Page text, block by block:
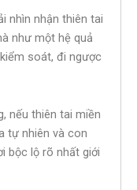
nhìn nhận thiên tai
như một hệ quả
soát, đi ngược
nếu thiên tai miền
tự nhiên và con
bộc lộ rõ nhất giới